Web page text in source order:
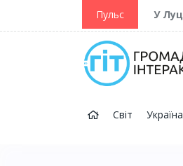
Пульс У
Світ Україна